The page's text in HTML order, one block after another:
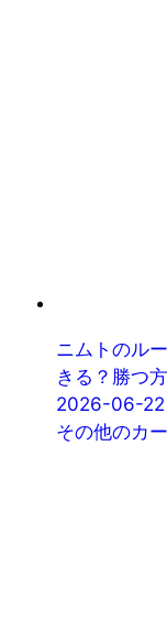
ニムトのル
きる？勝つ
2026-06-22
その他のカ